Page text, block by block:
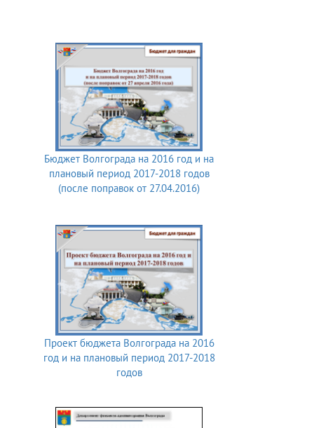
Бюджет Волгограда на 2016 год и на
плановый период 2017-2018 годов
(после поправок от 27.04.2016)
Проект бюджета Волгограда на 2016
год и на плановый период 2017-2018
годов